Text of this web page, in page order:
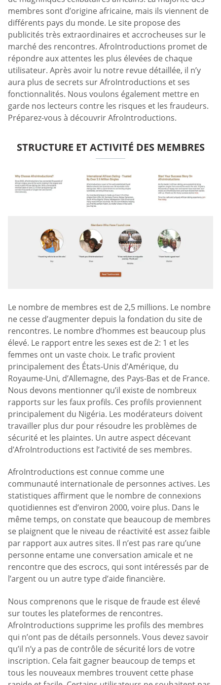
membres sont d’origine africaine, mais ils viennent de
différents pays du monde. Le site propose des
publicités très extraordinaires et accrocheuses sur le
marché des rencontres. AfroIntroductions promet de
répondre aux attentes les plus élevées de chaque
utilisateur. Après avoir lu notre revue détaillée, il n’y
aura plus de secrets sur AfroIntroductions et ses
fonctionnalités. Nous voulons également mettre en
garde nos lecteurs contre les risques et les fraudeurs.
Préparez-vous à découvrir AfroIntroductions.
STRUCTURE ET ACTIVITÉ DES MEMBRES
Le nombre de membres est de 2,5 millions. Le nombre
ne cesse d’augmenter depuis la fondation du site de
rencontres. Le nombre d’hommes est beaucoup plus
élevé. Le rapport entre les sexes est de 2: 1 et les
femmes ont un vaste choix. Le trafic provient
principalement des États-Unis d’Amérique, du
Royaume-Uni, d’Allemagne, des Pays-Bas et de France.
Nous devons mentionner qu’il existe de nombreux
rapports sur les faux profils. Ces profils proviennent
principalement du Nigéria. Les modérateurs doivent
travailler plus dur pour résoudre les problèmes de
sécurité et les plaintes. Un autre aspect décevant
d’AfroIntroductions est l’activité de ses membres.
AfroIntroductions est connue comme une
communauté internationale de personnes actives. Les
statistiques affirment que le nombre de connexions
quotidiennes est d’environ 2000, voire plus. Dans le
même temps, on constate que beaucoup de membres
se plaignent que le niveau de réactivité est assez faible
par rapport aux autres sites. Il n’est pas rare qu’une
personne entame une conversation amicale et ne
rencontre que des escrocs, qui sont intéressés par de
l’argent ou un autre type d’aide financière.
Nous comprenons que le risque de fraude est élevé
sur toutes les plateformes de rencontres.
AfroIntroductions supprime les profils des membres
qui n’ont pas de détails personnels. Vous devez savoir
qu’il n’y a pas de contrôle de sécurité lors de votre
inscription. Cela fait gagner beaucoup de temps et
tous les nouveaux membres trouvent cette phase